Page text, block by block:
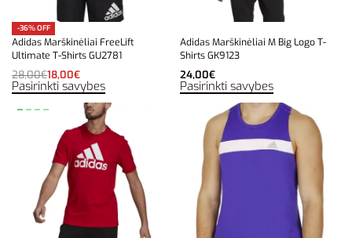
-36% OFF
Adidas Marškinėliai FreeLift
Ultimate T-Shirts GU2781
28,00€18,00€
Pasirinkti savybes
Adidas Marškinėliai M Big Logo T-
Shirts GK9123
24,00€
Pasirinkti savybes